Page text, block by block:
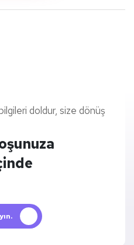
doldur, size dönüş